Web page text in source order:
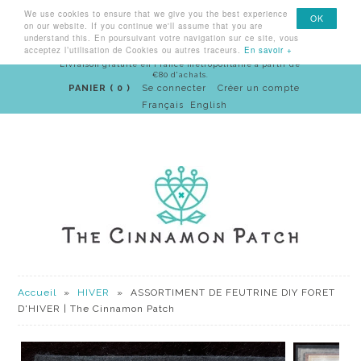
OK
We use cookies to ensure that we give you the best experience
on our website. If you continue we'll assume that you are
understand this. En poursuivant votre navigation sur ce site, vous
acceptez l’utilisation de Cookies ou autres traceurs. En savoir +
Livraison gratuite en France métropolitaine à partir de
€80 d'achats.
PANIER ( 0 ) Se connecter
Créer un compte
Français
English
Menu
Accueil » HIVER »
ASSORTIMENT DE FEUTRINE DIY FORET
D'HIVER | The Cinnamon Patch